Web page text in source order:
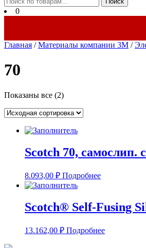
меню
0
Главная /Материалы компании 3М /
70
Показаны все (2)
Scotch 70, самослип.
8.093,00 ₽ Подробнее
Scotch® Self-Fusing
13.162,00 ₽ Подробнее